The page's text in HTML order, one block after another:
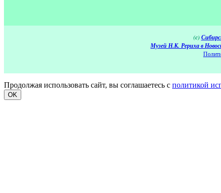
(c)
Музей Н.К. Рериха в
Продолжая использовать сайт, вы соглашаетесь с политикой
OK